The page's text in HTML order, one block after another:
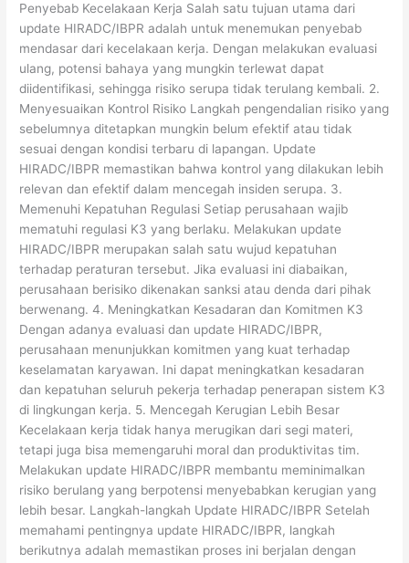
Penyebab Kecelakaan Kerja Salah satu tujuan utama dari
update HIRADC/IBPR adalah untuk menemukan penyebab
mendasar dari kecelakaan kerja. Dengan melakukan evaluasi
ulang, potensi bahaya yang mungkin terlewat dapat
diidentifikasi, sehingga risiko serupa tidak terulang kembali. 2.
Menyesuaikan Kontrol Risiko Langkah pengendalian risiko yang
sebelumnya ditetapkan mungkin belum efektif atau tidak
sesuai dengan kondisi terbaru di lapangan. Update
HIRADC/IBPR memastikan bahwa kontrol yang dilakukan lebih
relevan dan efektif dalam mencegah insiden serupa. 3.
Memenuhi Kepatuhan Regulasi Setiap perusahaan wajib
mematuhi regulasi K3 yang berlaku. Melakukan update
HIRADC/IBPR merupakan salah satu wujud kepatuhan
terhadap peraturan tersebut. Jika evaluasi ini diabaikan,
perusahaan berisiko dikenakan sanksi atau denda dari pihak
berwenang. 4. Meningkatkan Kesadaran dan Komitmen K3
Dengan adanya evaluasi dan update HIRADC/IBPR,
perusahaan menunjukkan komitmen yang kuat terhadap
keselamatan karyawan. Ini dapat meningkatkan kesadaran
dan kepatuhan seluruh pekerja terhadap penerapan sistem K3
di lingkungan kerja. 5. Mencegah Kerugian Lebih Besar
Kecelakaan kerja tidak hanya merugikan dari segi materi,
tetapi juga bisa memengaruhi moral dan produktivitas tim.
Melakukan update HIRADC/IBPR membantu meminimalkan
risiko berulang yang berpotensi menyebabkan kerugian yang
lebih besar. Langkah-langkah Update HIRADC/IBPR Setelah
memahami pentingnya update HIRADC/IBPR, langkah
berikutnya adalah memastikan proses ini berjalan dengan